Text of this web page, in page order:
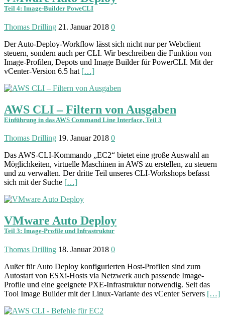
Teil 4: Image-Builder PoweCLI
Thomas Drilling 21. Januar 2018 0
Der Auto-Deploy-Workflow lässt sich nicht nur per Webclient
steuern, sondern auch per CLI. Wir beschreiben die Funktion von
Image-Profilen, Depots und Image Builder für PowerCLI. Mit der
vCenter-Version 6.5 hat […]
AWS CLI – Filtern von Ausgaben
Einführung in das AWS Command Line Interface, Teil 3
Thomas Drilling 19. Januar 2018 0
Das AWS-CLI-Kommando „EC2“ bietet eine große Auswahl an
Möglichkeiten, virtuelle Maschinen in AWS zu erstellen, zu steuern
und zu verwalten. Der dritte Teil unseres CLI-Workshops befasst
sich mit der Suche […]
VMware Auto Deploy
Teil 3: Image-Profile und Infrastruktur
Thomas Drilling 18. Januar 2018 0
Außer für Auto Deploy konfigurierten Host-Profilen sind zum
Autostart von ESXi-Hosts via Netzwerk auch passende Image-
Profile und eine geeignete PXE-Infrastruktur notwendig. Seit das
Tool Image Builder mit der Linux-Variante des vCenter Servers […]